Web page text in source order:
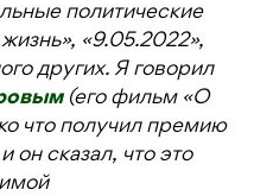
политические
«9.05.2022»,
других. Я говорил
(его фильм «О
что получил премию
он сказал, что это